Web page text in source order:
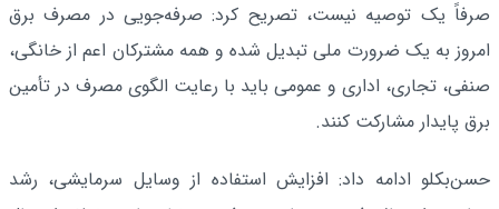
صرفاً یک توصیه نیست، تصریح کرد: صرفه‌جویی در مصرف برق
امروز به یک ضرورت ملی تبدیل شده و همه مشترکان اعم از خانگی،
صنفی، تجاری، اداری و عمومی باید با رعایت الگوی مصرف در تأمین
برق پایدار مشارکت کنند.
حسن‌بکلو ادامه داد: افزایش استفاده از وسایل سرمایشی، رشد